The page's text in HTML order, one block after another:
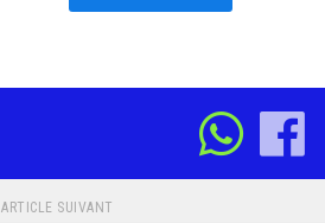
ARTICLE SUIVANT